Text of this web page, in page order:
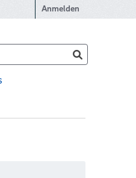
Anmelden